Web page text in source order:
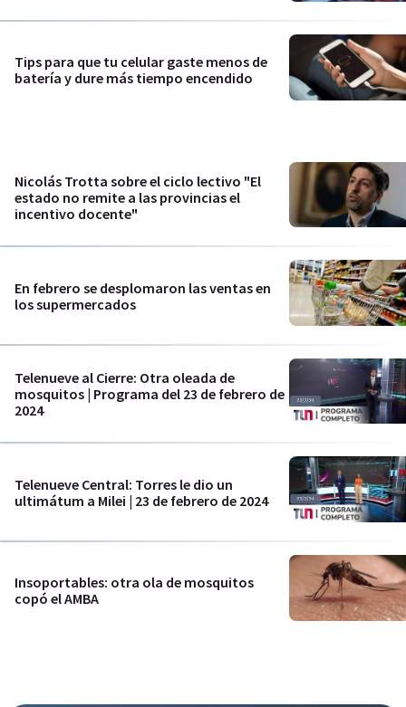
Tips para que tu celular gaste menos de
batería y dure más tiempo encendido
Nicolás Trotta sobre el ciclo lectivo "El
estado no remite a las provincias el
incentivo docente"
En febrero se desplomaron las ventas en
los supermercados
Telenueve al Cierre: Otra oleada de
mosquitos | Programa del 23 de febrero de
2024
Telenueve Central: Torres le dio un
ultimátum a Milei | 23 de febrero de 2024
Insoportables: otra ola de mosquitos
copó el AMBA